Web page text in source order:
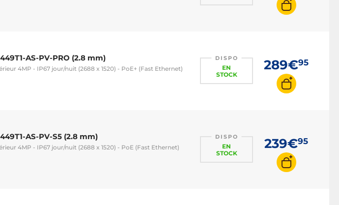
AS-PV-PRO (2.8 mm)
4MP - IP67 jour/nuit (2688 x 1520) - PoE+ (Fast Ethernet)
DISPO
EN
STOCK
289€95
AS-PV-S5 (2.8 mm)
4MP - IP67 jour/nuit (2688 x 1520) - PoE (Fast Ethernet)
DISPO
EN
STOCK
239€95